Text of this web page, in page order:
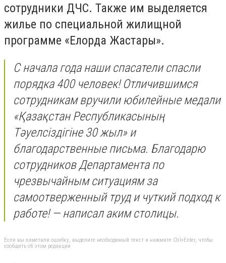
сотрудники ДЧС. Также им выделяется
жилье по специальной жилищной
программе «Елорда Жастары».
С начала года наши спасатели спасли
порядка 400 человек! Отличившимся
сотрудникам вручили юбилейные медали
«Қазақстан Республикасының
Тәуелсіздігіне 30 жыл» и
благодарственные письма. Благодарю
сотрудников Департамента по
чрезвычайным ситуациям за
самоотверженный труд и чуткий подход к
работе! — написал аким столицы.
Если вы заметили ошибку, выделите необходимый текст и нажмите Ctrl+Enter, чтобы
сообщить об этом редакции